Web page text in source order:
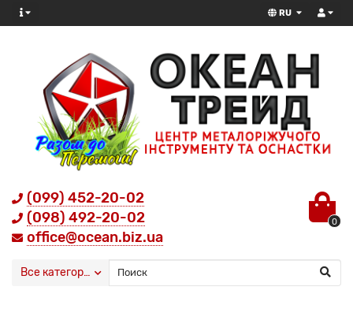
RU
(099) 452-20-02
(098) 492-20-02
office@ocean.biz.ua
0
Все категории